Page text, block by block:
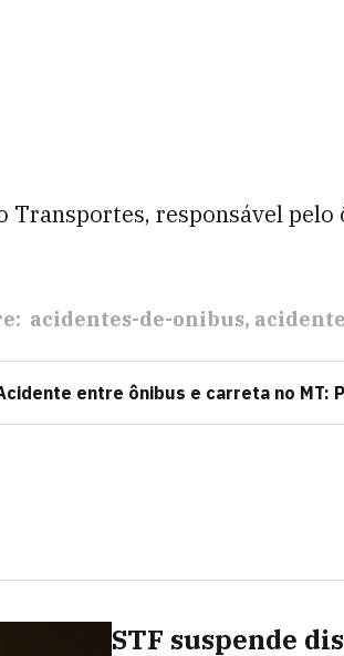
Transportes, responsável pelo
acidentes-de-onibus
entre ônibus e carreta no MT:
STF suspende